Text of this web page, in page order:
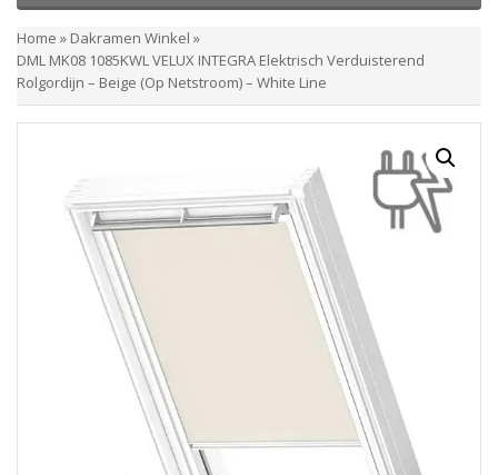
Home » Dakramen Winkel »
DML MK08 1085KWL VELUX INTEGRA Elektrisch Verduisterend
Rolgordijn – Beige (Op Netstroom) – White Line